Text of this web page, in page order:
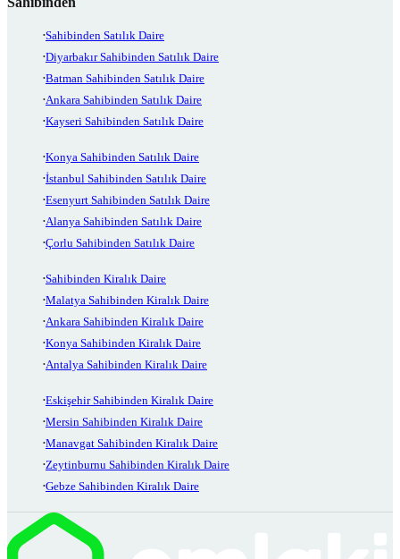
Sahibinden Satılık Daire
Diyarbakır Sahibinden Satılık Daire
Batman Sahibinden Satılık Daire
Ankara Sahibinden Satılık Daire
Kayseri Sahibinden Satılık Daire
Konya Sahibinden Satılık Daire
İstanbul Sahibinden Satılık Daire
Esenyurt Sahibinden Satılık Daire
Alanya Sahibinden Satılık Daire
Çorlu Sahibinden Satılık Daire
Sahibinden Kiralık Daire
Malatya Sahibinden Kiralık Daire
Ankara Sahibinden Kiralık Daire
Konya Sahibinden Kiralık Daire
Antalya Sahibinden Kiralık Daire
Eskişehir Sahibinden Kiralık Daire
Mersin Sahibinden Kiralık Daire
Manavgat Sahibinden Kiralık Daire
Zeytinburnu Sahibinden Kiralık Daire
Gebze Sahibinden Kiralık Daire